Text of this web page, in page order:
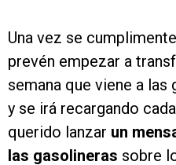
Una vez se
prevén empezar a
semana que viene a
y se irá recargando
querido lanzar un
las gasolineras sobre